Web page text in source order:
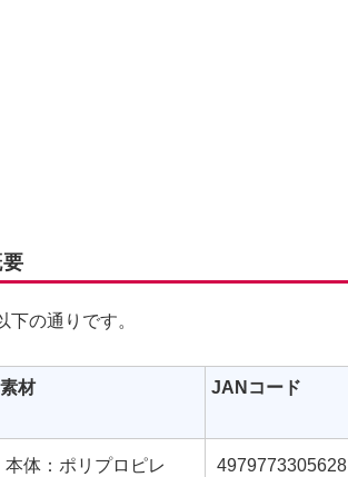
の通りです。
素材 JANコード
本体：ポリプロピレ
4979773305628